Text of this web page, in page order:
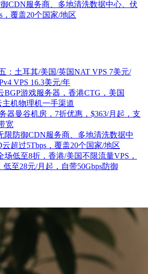
CDN服务商、多地清洗数据中心、伏
覆盖20个国家/地区
：土耳其/美国/英国NAT VPS 7美元/
VPS 16.3美元/年
BGP游戏服务器，香港CTG，美国
机物理机一手渠道
器曼谷机房，7折优惠，$363/月起，支
宽
限防御CDN服务商、多地清洗数据中
超过5Tbps，覆盖20个国家/地区
场低至8折，香港/美国不限流量VPS，
低至28元/月起，自带50Gbps防御